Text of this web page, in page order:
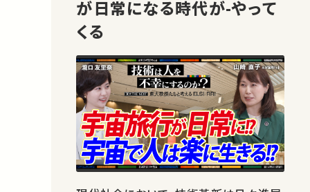
が日常になる時代が-やって
くる